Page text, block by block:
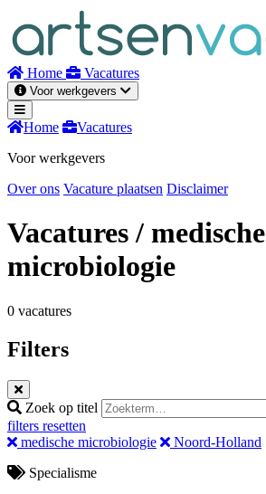
inhoud
Home Vacatures
Voor werkgevers
Home
Vacatures
Voor werkgevers
Over ons Vacature plaatsen Disclaimer
Vacatures/ medische
microbiologie
0 vacatures
Filters
Zoek op titel
filters resetten
medische microbiologie
Noord-Holland
Specialisme